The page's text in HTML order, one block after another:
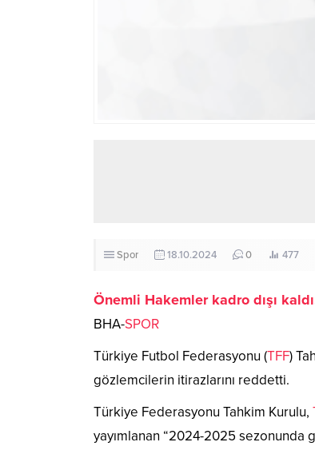
Spor 18.10.2024 0 477
Önemli Hakemler kadro dışı
BHA-SPOR
Türkiye Futbol Federasyonu (TFF)
gözlemcilerin itirazlarını reddetti.
Türkiye Federasyonu Tahkim Kurulu,
yayımlanan “2024-2025